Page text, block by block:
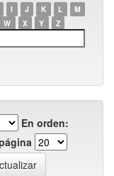
I J K L
M
W X Y Z
En orden: